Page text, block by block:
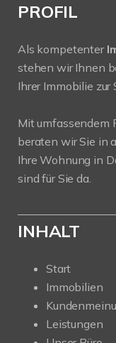
PROFIL
Als kompetenter
stehen wir Ihnen
Ihrer Immobilie zur
Mit umfassendem
beraten wir Sie in
Ihre Wohnung in
sind für Sie da.
INHALT
Start
Immobilien
Leistungen